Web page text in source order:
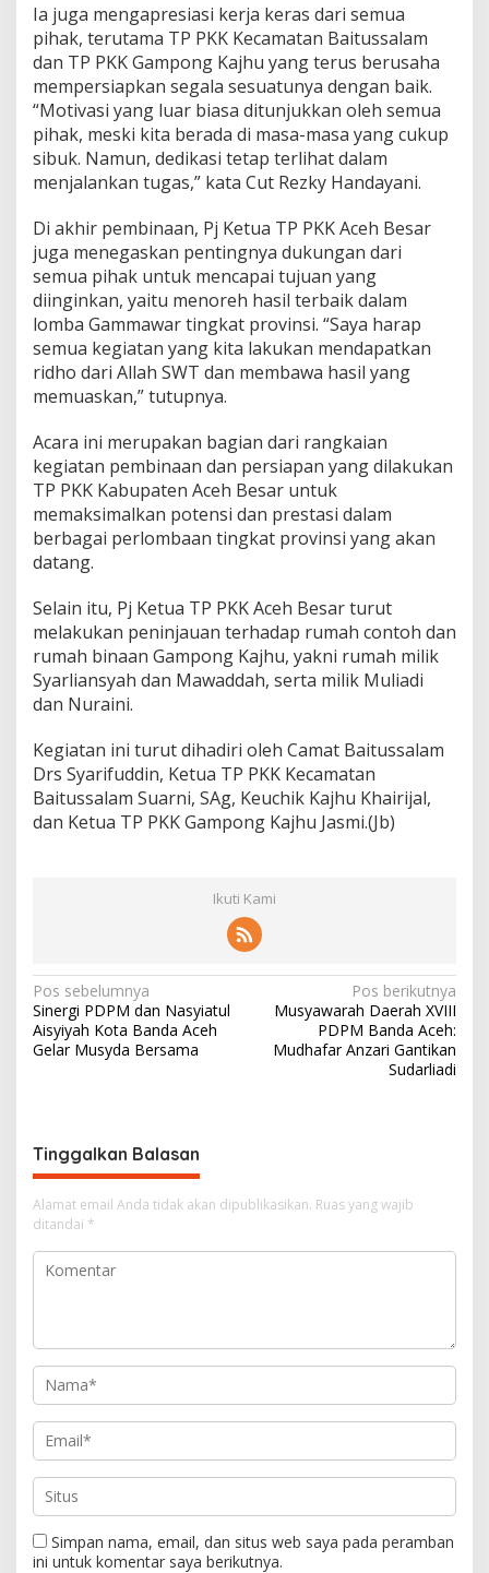
Ia juga mengapresiasi kerja keras dari semua
pihak, terutama TP PKK Kecamatan Baitussalam
dan TP PKK Gampong Kajhu yang terus berusaha
mempersiapkan segala sesuatunya dengan baik.
“Motivasi yang luar biasa ditunjukkan oleh semua
pihak, meski kita berada di masa-masa yang cukup
sibuk. Namun, dedikasi tetap terlihat dalam
menjalankan tugas,” kata Cut Rezky Handayani.
Di akhir pembinaan, Pj Ketua TP PKK Aceh Besar
juga menegaskan pentingnya dukungan dari
semua pihak untuk mencapai tujuan yang
diinginkan, yaitu menoreh hasil terbaik dalam
lomba Gammawar tingkat provinsi. “Saya harap
semua kegiatan yang kita lakukan mendapatkan
ridho dari Allah SWT dan membawa hasil yang
memuaskan,” tutupnya.
Acara ini merupakan bagian dari rangkaian
kegiatan pembinaan dan persiapan yang dilakukan
TP PKK Kabupaten Aceh Besar untuk
memaksimalkan potensi dan prestasi dalam
berbagai perlombaan tingkat provinsi yang akan
datang.
Selain itu, Pj Ketua TP PKK Aceh Besar turut
melakukan peninjauan terhadap rumah contoh dan
rumah binaan Gampong Kajhu, yakni rumah milik
Syarliansyah dan Mawaddah, serta milik Muliadi
dan Nuraini.
Kegiatan ini turut dihadiri oleh Camat Baitussalam
Drs Syarifuddin, Ketua TP PKK Kecamatan
Baitussalam Suarni, SAg, Keuchik Kajhu Khairijal,
dan Ketua TP PKK Gampong Kajhu Jasmi.(Jb)
Ikuti Kami
N
a
v
a
s
i
p
o
Pos sebelumnya
Sinergi PDPM dan Nasyiatul
Aisyiyah Kota Banda Aceh
Gelar Musyda Bersama
Pos berikutnya
Musyawarah Daerah XVIII
PDPM Banda Aceh:
Mudhafar Anzari Gantikan
Sudarliadi
Tinggalkan Balasan
Alamat email Anda tidak akan dipublikasikan. Ruas yang wajib
ditandai *
Simpan nama, email, dan situs web saya pada peramban
ini untuk komentar saya berikutnya.